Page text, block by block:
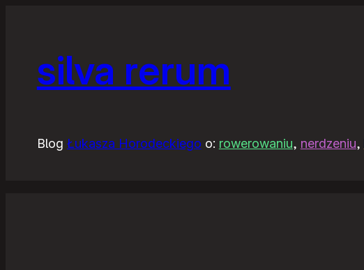
silva rerum
Blog Łukasza Horodeckiego o: rowerowaniu, nerdzeniu,